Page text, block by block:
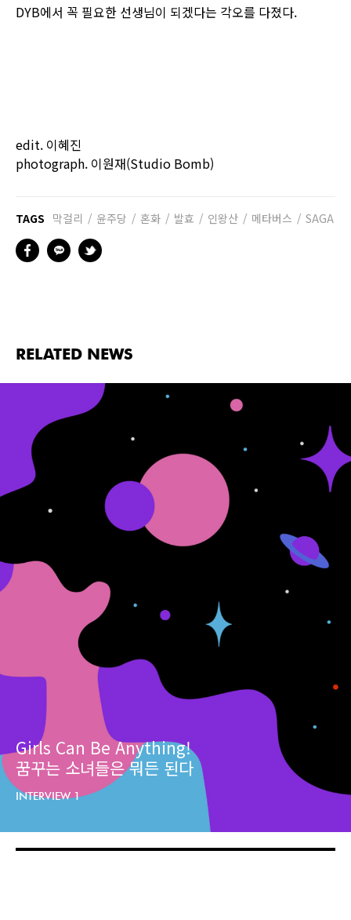
DYB에서 꼭 필요한 선생님이 되겠다는 각오를 다졌다.
edit. 이혜진
photograph. 이원재(Studio Bomb)
TAGS 막걸리 윤주당 혼화 발효 인왕산 메타버스 SAGA
RELATED NEWS
Girls Can Be Anything!
꿈꾸는 소녀들은 뭐든 된다
INTERVIEW 1